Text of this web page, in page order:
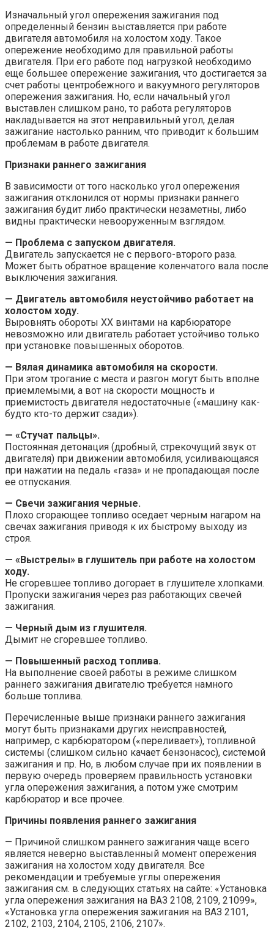
Изначальный угол опережения зажигания под
определенный бензин выставляется при работе
двигателя автомобиля на холостом ходу. Такое
опережение необходимо для правильной работы
двигателя. При его работе под нагрузкой необходимо
еще большее опережение зажигания, что достигается за
счет работы центробежного и вакуумного регуляторов
опережения зажигания. Но, если начальный угол
выставлен слишком рано, то работа регуляторов
накладывается на этот неправильный угол, делая
зажигание настолько ранним, что приводит к большим
проблемам в работе двигателя.
Признаки раннего зажигания
В зависимости от того насколько угол опережения
зажигания отклонился от нормы признаки раннего
зажигания будит либо практически незаметны, либо
видны практически невооруженным взглядом.
— Проблема с запуском двигателя.
Двигатель запускается не с первого-второго раза.
Может быть обратное вращение коленчатого вала после
выключения зажигания.
— Двигатель автомобиля неустойчиво работает на
холостом ходу.
Выровнять обороты ХХ винтами на карбюраторе
невозможно или двигатель работает устойчиво только
при установке повышенных оборотов.
— Вялая динамика автомобиля на скорости.
При этом трогание с места и разгон могут быть вполне
приемлемыми, а вот на скорости мощность и
приемистость двигателя недостаточные («машину как-
будто кто-то держит сзади»).
— «Стучат пальцы».
Постоянная детонация (дробный, стрекочущий звук от
двигателя) при движении автомобиля, усиливающаяся
при нажатии на педаль «газа» и не пропадающая после
ее отпускания.
— Свечи зажигания черные.
Плохо сгорающее топливо оседает черным нагаром на
свечах зажигания приводя к их быстрому выходу из
строя.
— «Выстрелы» в глушитель при работе на холостом
ходу.
Не сгоревшее топливо догорает в глушителе хлопками.
Пропуски зажигания через раз работающих свечей
зажигания.
— Черный дым из глушителя.
Дымит не сгоревшее топливо.
— Повышенный расход топлива.
На выполнение своей работы в режиме слишком
раннего зажигания двигателю требуется намного
больше топлива.
Перечисленные выше признаки раннего зажигания
могут быть признаками других неисправностей,
например, с карбюратором («переливает»), топливной
системы (слишком сильно качает бензонасос), системой
зажигания и пр. Но, в любом случае при их появлении в
первую очередь проверяем правильность установки
угла опережения зажигания, а потом уже смотрим
карбюратор и все прочее.
Причины появления раннего зажигания
— Причиной слишком раннего зажигания чаще всего
является неверно выставленный момент опережения
зажигания на холостом ходу двигателя. Все
рекомендации и требуемые углы опережения
зажигания см. в следующих статьях на сайте: «Установка
угла опережения зажигания на ВАЗ 2108, 2109, 21099»,
«Установка угла опережения зажигания на ВАЗ 2101,
2102, 2103, 2104, 2105, 2106, 2107».